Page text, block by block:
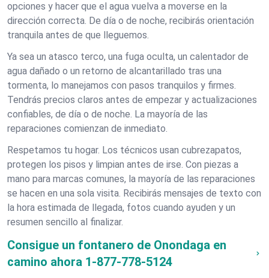
opciones y hacer que el agua vuelva a moverse en la
dirección correcta. De día o de noche, recibirás orientación
tranquila antes de que lleguemos.
Ya sea un atasco terco, una fuga oculta, un calentador de
agua dañado o un retorno de alcantarillado tras una
tormenta, lo manejamos con pasos tranquilos y firmes.
Tendrás precios claros antes de empezar y actualizaciones
confiables, de día o de noche. La mayoría de las
reparaciones comienzan de inmediato.
Respetamos tu hogar. Los técnicos usan cubrezapatos,
protegen los pisos y limpian antes de irse. Con piezas a
mano para marcas comunes, la mayoría de las reparaciones
se hacen en una sola visita. Recibirás mensajes de texto con
la hora estimada de llegada, fotos cuando ayuden y un
resumen sencillo al finalizar.
Consigue un fontanero de Onondaga en
camino ahora 1-877-778-5124